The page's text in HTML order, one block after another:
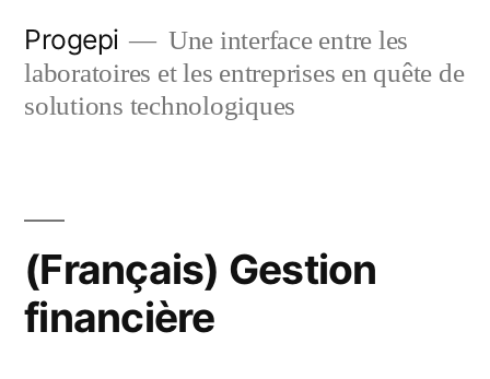
content
Progepi
Une interface entre les
laboratoires et les entreprises en quête de
solutions technologiques
(Français) Gestion
financière